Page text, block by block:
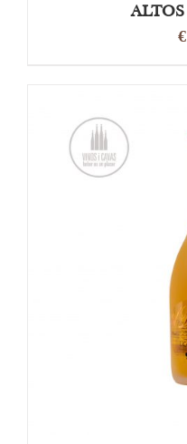
€
TOEVOEGEN AAN